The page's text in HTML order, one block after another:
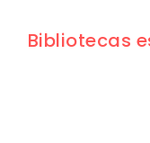
Bibliotecas